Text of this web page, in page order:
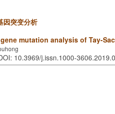
因突变分析
mutation analysis of Tay-
10.3969/j.issn.1000-